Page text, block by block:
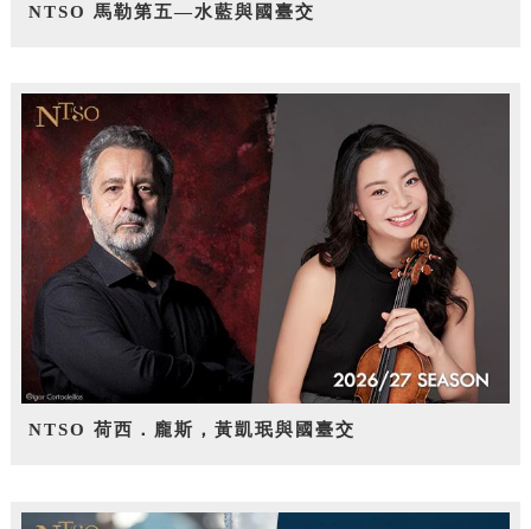
NTSO 馬勒第五—水藍與國臺交
NTSO 荷西．龐斯，黃凱珉與國臺交